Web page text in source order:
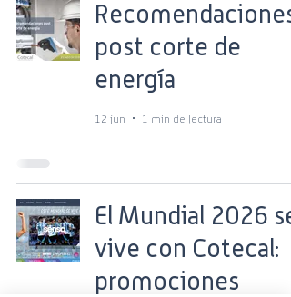
Recomendaciones
post corte de
energía
12 jun 1 min de lectura
El Mundial 2026 se
vive con Cotecal:
promociones